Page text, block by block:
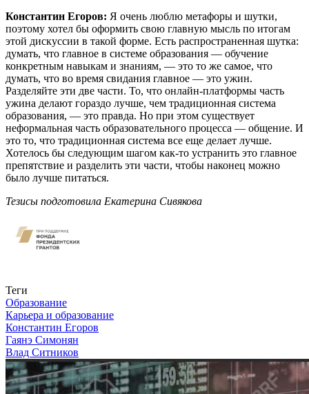
Константин Егоров: Я очень люблю метафоры и шутки,
поэтому хотел бы оформить свою главную мысль по итогам
этой дискуссии в такой форме. Есть распространенная шутка:
думать, что главное в системе образования — обучение
конкретным навыкам и знаниям, — это то же самое, что
думать, что во время свидания главное — это ужин.
Разделяйте эти две части. То, что онлайн-платформы часть
ужина делают гораздо лучше, чем традиционная система
образования, — это правда. Но при этом существует
неформальная часть образовательного процесса — общение. И
это то, что традиционная система все еще делает лучше.
Хотелось бы следующим шагом как-то устранить это главное
препятствие и разделить эти части, чтобы наконец можно
было лучше питаться.
Тезисы подготовила Екатерина Сивякова
Теги
Образование
Карьера и образование
Константин Егоров
Гаянэ Симонян
Влад Ситников